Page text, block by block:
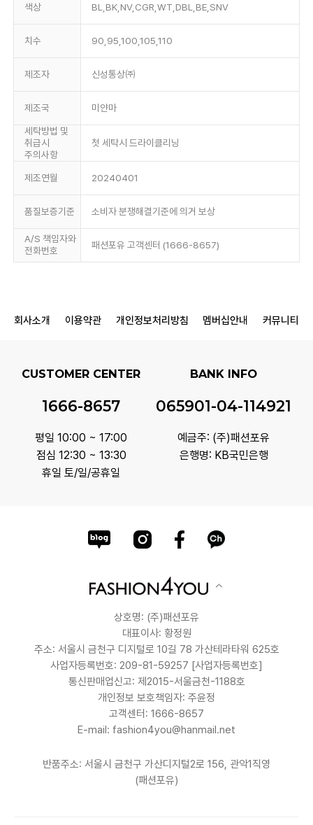
색상 BL,BK,NV,CGR,WT,DBL,BE,SNV
치수 90,95,100,105,110
제조자 신성통상㈜
제조국 미얀마
세탁방법 및
취급시
주의사항
첫 세탁시 드라이클리닝
제조연월 20240401
품질보증기준 소비자 분쟁해결기준에 의거 보상
A/S 책임자와
전화번호
패션포유 고객센터 (1666-8657)
회사소개 이용약관 개인정보처리방침 멤버십안내 커뮤니티
CUSTOMER CENTER
1666-8657
평일 10:00 ~ 17:00
점심 12:30 ~ 13:30
휴일 토/일/공휴일
BANK INFO
065901-04-114921
예금주: (주)패션포유
은행명: KB국민은행
상호명: (주)패션포유
대표이사: 황정원
주소: 서울시 금천구 디지털로 10길 78 가산테라타워 625호
사업자등록번호: 209-81-59257 [사업자등록번호]
통신판매업신고: 제2015-서울금천-1188호
개인정보 보호책임자: 주윤정
고객센터: 1666-8657
E-mail: fashion4you@hanmail.net
반품주소: 서울시 금천구 가산디지털2로 156, 관악1직영
(패션포유)